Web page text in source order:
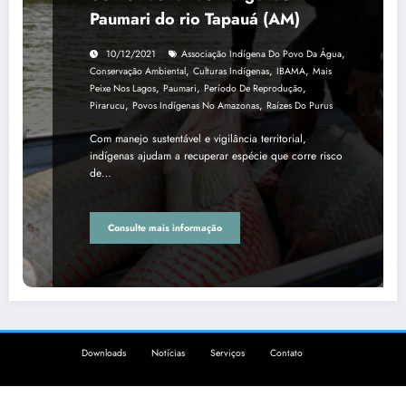
Paumari do rio Tapauá (AM)
10/12/2021 Associação Indígena Do Povo Da Água,
Conservação Ambiental, Culturas Indígenas, IBAMA, Mais
Peixe Nos Lagos, Paumari, Período De Reprodução,
Pirarucu, Povos Indígenas No Amazonas, Raízes Do Purus
Com manejo sustentável e vigilância territorial,
indígenas ajudam a recuperar espécie que corre risco
de…
Consulte mais informação
Downloads Notícias Serviços Contato